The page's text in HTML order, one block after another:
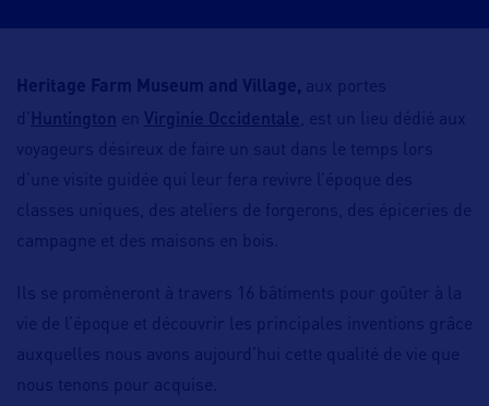
Heritage Farm Museum and Village, aux portes
d’
Huntington en Virginie Occidentale
, est un lieu dédié aux
voyageurs désireux de faire un saut dans le temps lors
d’une visite guidée qui leur fera revivre l’époque des
classes uniques, des ateliers de forgerons, des épiceries de
campagne et des maisons en bois.
Ils se promèneront à travers 16 bâtiments pour goûter à la
vie de l’époque et découvrir les principales inventions grâce
auxquelles nous avons aujourd’hui cette qualité de vie que
nous tenons pour acquise.